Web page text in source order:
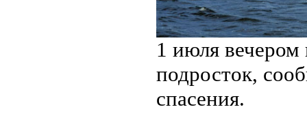
1 июля вечером
подросток,
спасения.